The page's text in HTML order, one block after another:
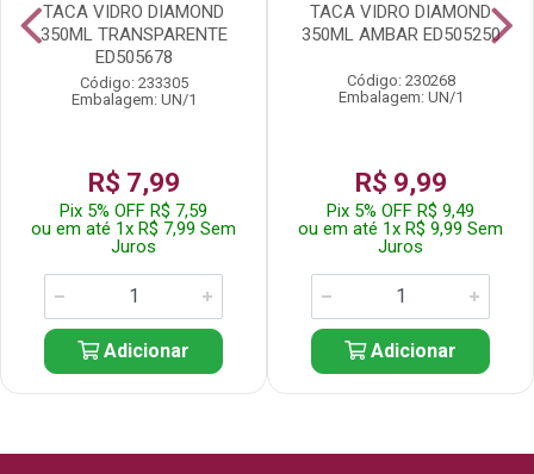
TACA VIDRO DIAMOND
350ML TRANSPARENTE
ED505678
Código: 233305
Embalagem: UN/1
R$ 7,99
Pix 5% OFF R$ 7,59
ou em até 1x R$ 7,99 Sem
Juros
Adicionar
TACA VIDRO DIAMOND
350ML AMBAR ED505250
Código: 230268
Embalagem: UN/1
R$ 9,99
Pix 5% OFF R$ 9,49
ou em até 1x R$ 9,99 Sem
Juros
Adicionar